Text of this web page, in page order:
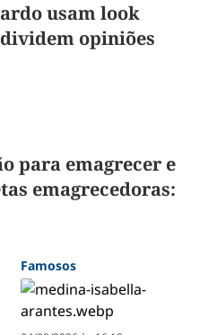
usam look
opiniões
para emagrecer e
emagrecedoras:
Famosos